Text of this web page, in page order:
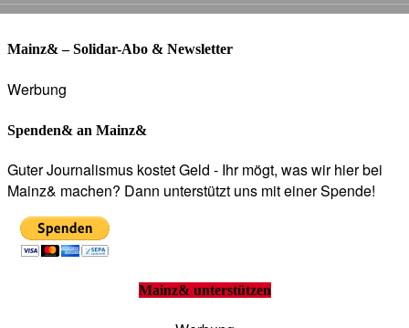
Mainz& – Solidar-Abo & Newsletter
Werbung
Spenden& an Mainz&
Guter Journalismus kostet Geld - Ihr mögt, was wir hier bei
Mainz& machen? Dann unterstützt uns mit einer Spende!
Mainz& unterstützen